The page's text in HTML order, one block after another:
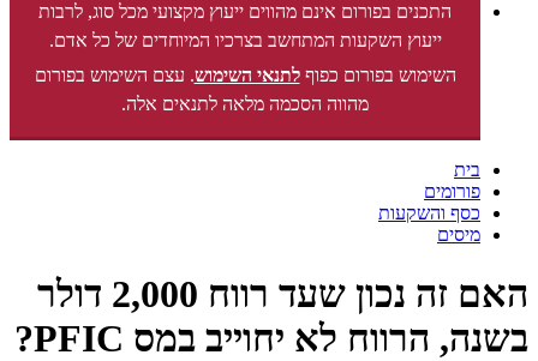
התכנים בפורום אינם מהווים ייעוץ מקצועי מכל סוג, לרבות
ייעוץ השקעות המתחשב בצרכיו המיוחדים של כל אדם.
השימוש בפורום כפוףלתנאי השימוש. עצם השימוש בפורום
מהווה הסכמה מלאה לתנאים אלה.
בית
פורומים
כסף והשקעות
מיסים
האם זה נכון שעד רווח 2,000 דולר
בשנה, הרווח לא יחוייב במס PFIC?